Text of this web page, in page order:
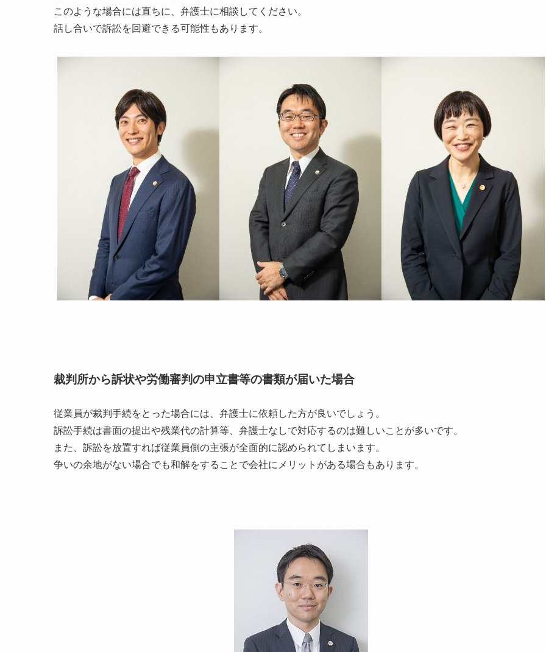
このような場合には直ちに、弁護士に相談してください。
話し合いで訴訟を回避できる可能性もあります。
裁判所から訴状や労働審判の申立書等の書類が届いた場合
従業員が裁判手続をとった場合には、弁護士に依頼した方が良いでしょう。
訴訟手続は書面の提出や残業代の計算等、弁護士なしで対応するのは難しいことが多いです。
また、訴訟を放置すれば従業員側の主張が全面的に認められてしまいます。
争いの余地がない場合でも和解をすることで会社にメリットがある場合もあります。